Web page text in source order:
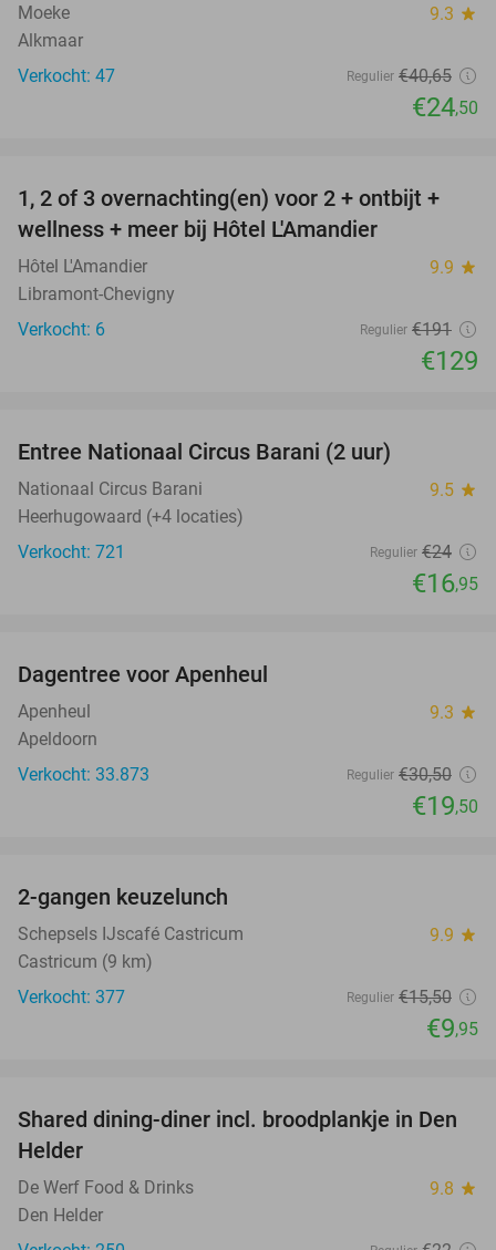
Moeke 9.3 star
Alkmaar
Verkocht: 47
Regulier €40,65
€24,50
32%
TODAY
1, 2 of 3 overnachting(en) voor 2 + ontbijt +
wellness + meer bij Hôtel L'Amandier
Hôtel L'Amandier 9.9 star
Libramont-Chevigny
Verkocht: 6
Regulier €191
€129
Entree Nationaal Circus Barani (2 uur)
Nationaal Circus Barani 9.5 star
Heerhugowaard (+4 locaties)
Verkocht: 721
Regulier €24
€16,95
Dagentree voor Apenheul
Apenheul 9.3 star
Apeldoorn
Verkocht: 33.873
Regulier €30,50
€19,50
2-gangen keuzelunch
Schepsels IJscafé Castricum 9.9 star
Castricum (9 km)
Verkocht: 377
Regulier €15,50
€9,95
25%
Shared dining-diner incl. broodplankje in Den
Helder
De Werf Food & Drinks 9.8 star
Den Helder